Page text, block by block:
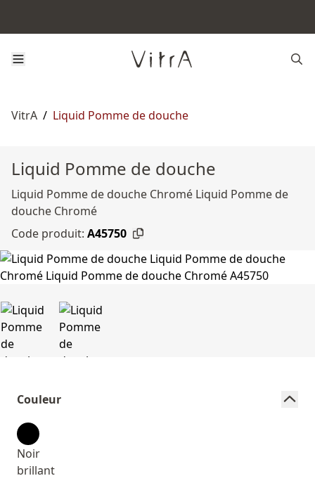
VitrA / Liquid Pomme de douche
Liquid Pomme de douche
Liquid Pomme de douche Chromé Liquid Pomme de
douche Chromé
Code produit: A45750
Couleur
Noir
brillant